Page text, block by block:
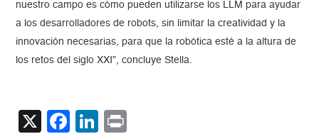
nuestro campo es cómo pueden utilizarse los LLM para ayudar
a los desarrolladores de robots, sin limitar la creatividad y la
innovación necesarias, para que la robótica esté a la altura de
los retos del siglo XXI”, concluye Stella.
X Facebook
LinkedIn